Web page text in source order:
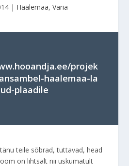
| Häälemaa, Varia
projek
haalemaa-la
plaadile
teile sõbrad, tuttavad, head
on lihtsalt nii uskumatult